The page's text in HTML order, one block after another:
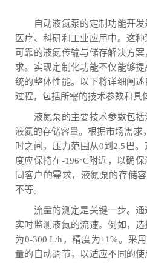
自动液氮泵的定制功能开发
医疗、科研和工业应用中。这
可靠的液氮传输与储存解决方
求。实现定制化功能不仅能够
统的整体性能。以下将详细阐
过程，包括所需的技术参数和具
液氮泵的主要技术参数包括
液氮的存储容量。根据市场需求
时之间，压力范围从0到2.5巴
度应保持在-196°C附近，以确
同客户的需求，液氮泵的存储
不等。
流量的测定是关键一步。通
实时监测液氮的流速。例如，
为0-300 L/h，精度为±1%。采
量的自动调节，以适应不同的